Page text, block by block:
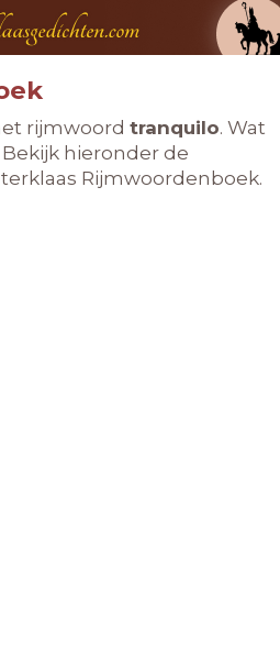
rijmwoord tranquilo. Wat
hieronder de
Rijmwoordenboek.